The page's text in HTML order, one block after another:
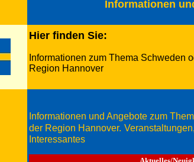
Informationen
Hier finden Sie:
Informationen zum Thema Schweden
Region Hannover
Informationen und Angebote zum
der Region Hannover.
Interessantes